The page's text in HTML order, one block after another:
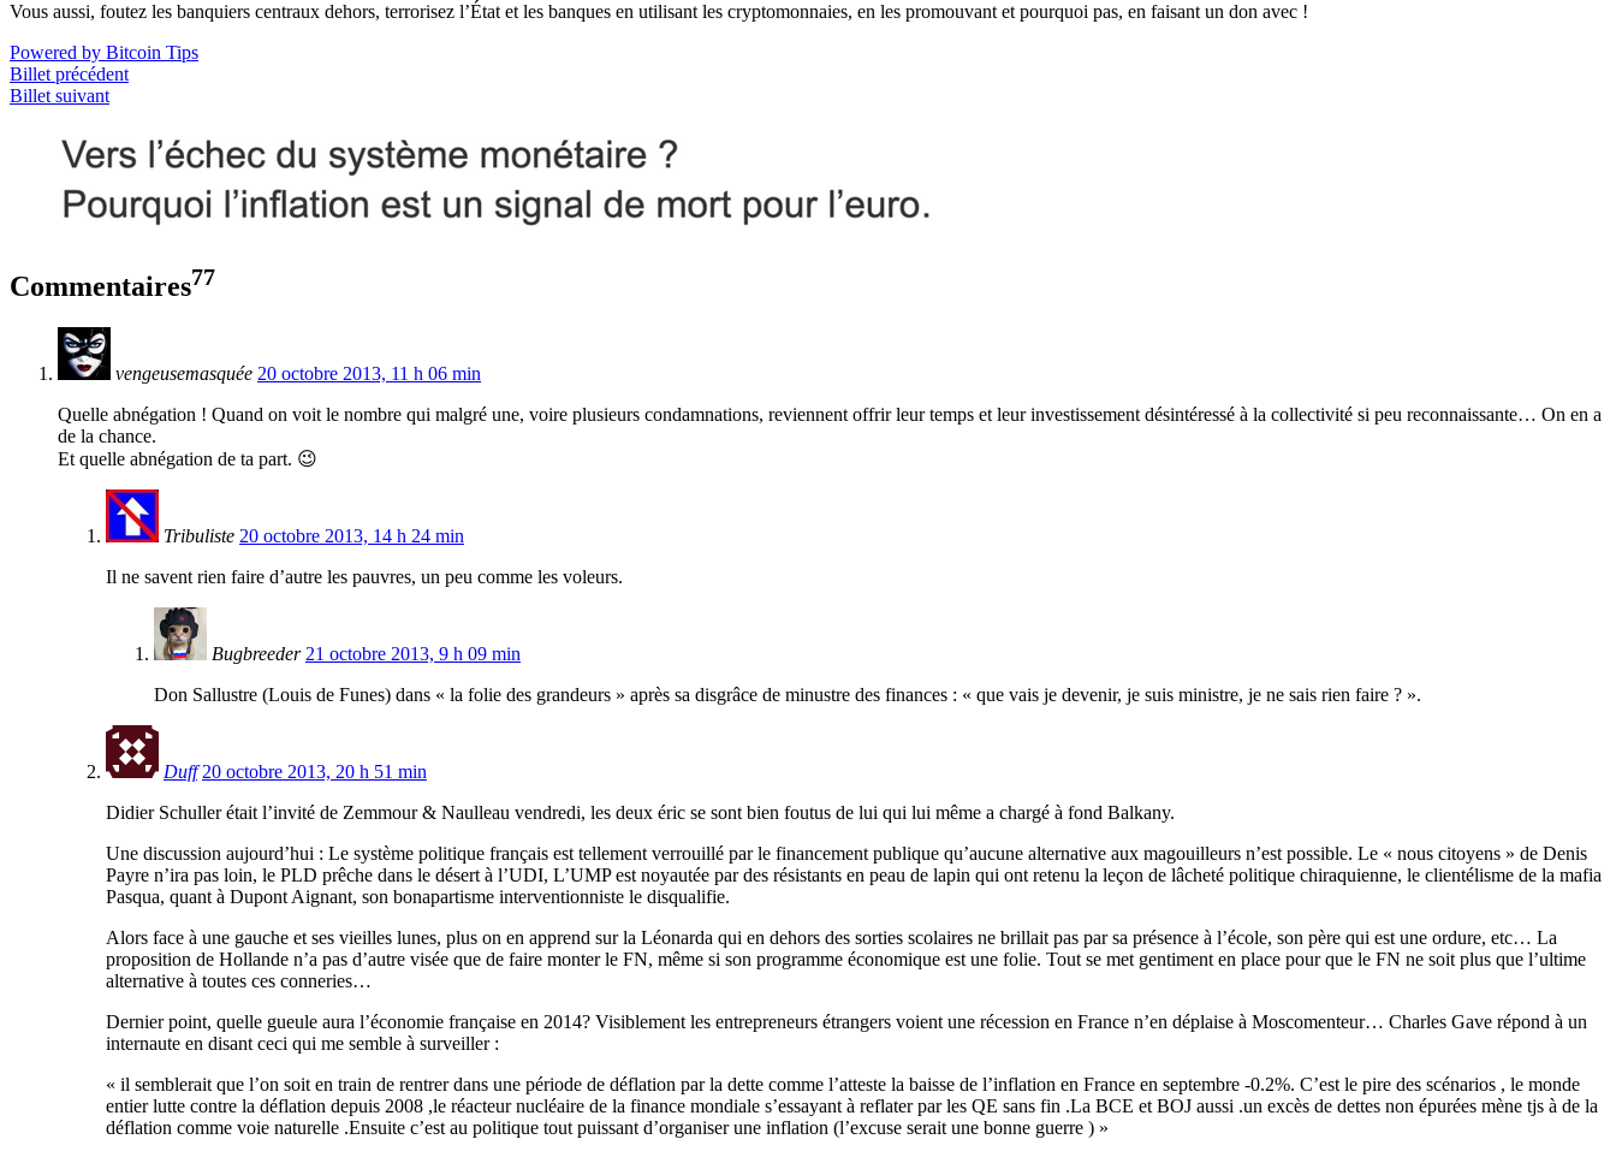
Vous aussi, foutez les banquiers centraux dehors, terrorisez l’État et les banques en utilisant les cryptomonnaies, en les promouvant et pourquoi pas, en faisant un don avec !
Powered by Bitcoin Tips
Billet précédent
Billet suivant
Commentaires77
vengeusemasquée 20 octobre 2013, 11 h 06 min
Quelle abnégation ! Quand on voit le nombre qui malgré une, voire plusieurs condamnations, reviennent offrir leur temps et leur investissement désintéressé à la collectivité si peu reconnaissante… On en a
de la chance.
Et quelle abnégation de ta part. 😉
Tribuliste 20 octobre 2013, 14 h 24 min
Il ne savent rien faire d’autre les pauvres, un peu comme les voleurs.
Bugbreeder 21 octobre 2013, 9 h 09 min
Don Sallustre (Louis de Funes) dans « la folie des grandeurs » après sa disgrâce de minustre des finances : « que vais je devenir, je suis ministre, je ne sais rien faire ? ».
Duff 20 octobre 2013, 20 h 51 min
Didier Schuller était l’invité de Zemmour & Naulleau vendredi, les deux éric se sont bien foutus de lui qui lui même a chargé à fond Balkany.
Une discussion aujourd’hui : Le système politique français est tellement verrouillé par le financement publique qu’aucune alternative aux magouilleurs n’est possible. Le « nous citoyens » de Denis
Payre n’ira pas loin, le PLD prêche dans le désert à l’UDI, L’UMP est noyautée par des résistants en peau de lapin qui ont retenu la leçon de lâcheté politique chiraquienne, le clientélisme de la mafia
Pasqua, quant à Dupont Aignant, son bonapartisme interventionniste le disqualifie.
Alors face à une gauche et ses vieilles lunes, plus on en apprend sur la Léonarda qui en dehors des sorties scolaires ne brillait pas par sa présence à l’école, son père qui est une ordure, etc… La
proposition de Hollande n’a pas d’autre visée que de faire monter le FN, même si son programme économique est une folie. Tout se met gentiment en place pour que le FN ne soit plus que l’ultime
alternative à toutes ces conneries…
Dernier point, quelle gueule aura l’économie française en 2014? Visiblement les entrepreneurs étrangers voient une récession en France n’en déplaise à Moscomenteur… Charles Gave répond à un
internaute en disant ceci qui me semble à surveiller :
« il semblerait que l’on soit en train de rentrer dans une période de déflation par la dette comme l’atteste la baisse de l’inflation en France en septembre -0.2%. C’est le pire des scénarios , le monde
entier lutte contre la déflation depuis 2008 ,le réacteur nucléaire de la finance mondiale s’essayant à reflater par les QE sans fin .La BCE et BOJ aussi .un excès de dettes non épurées mène tjs à de la
déflation comme voie naturelle .Ensuite c’est au politique tout puissant d’organiser une inflation (l’excuse serait une bonne guerre ) »